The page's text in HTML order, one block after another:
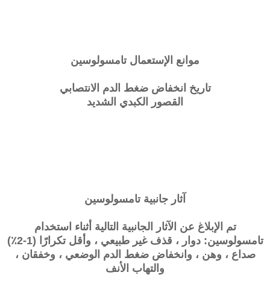
موانع الإستعمال تامسولوسين
تاريخ انخفاض ضغط الدم الانتصابي
القصور الكبدي الشديد
آثار جانبية تامسولوسين
تم الإبلاغ عن الآثار الجانبية التالية أثناء استخدام
تامسولوسين: دوار ، قذف غير طبيعي ، وأقل تكرارًا (1-2٪)
صداع ، وهن ، وانخفاض ضغط الدم الوضعي ، وخفقان ،
والتهاب الأنف